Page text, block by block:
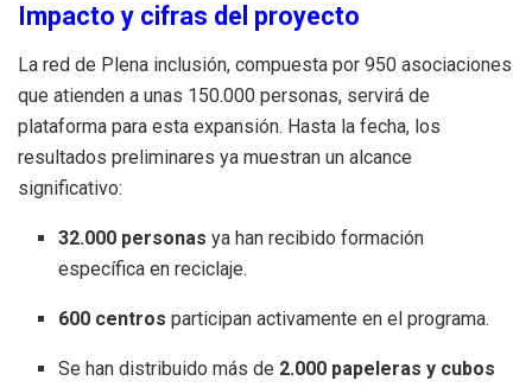
Impacto y cifras del proyecto
La red de Plena inclusión, compuesta por 950 asociaciones
que atienden a unas 150.000 personas, servirá de
plataforma para esta expansión. Hasta la fecha, los
resultados preliminares ya muestran un alcance
significativo:
32.000 personas ya han recibido formación
específica en reciclaje.
600 centros participan activamente en el programa.
Se han distribuido más de 2.000 papeleras y cubos